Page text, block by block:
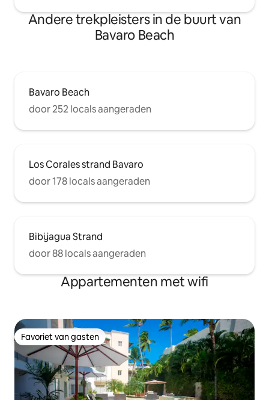
Andere trekpleisters in de buurt van
Bavaro Beach
Bavaro Beach
door 252 locals aangeraden
Los Corales strand Bavaro
door 178 locals aangeraden
Bibijagua Strand
door 88 locals aangeraden
Appartementen met wifi
Favoriet van gasten
Favoriet van gasten